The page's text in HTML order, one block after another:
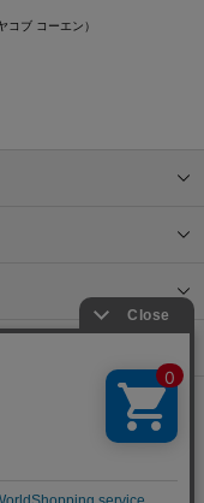
コブ コーエン）